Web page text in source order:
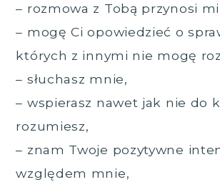
– rozmowa z Tobą przynosi
– mogę Ci opowiedzieć o
których z innymi nie mogę
– słuchasz mnie,
– wspierasz nawet jak nie do
rozumiesz,
– znam Twoje pozytywne
względem mnie,